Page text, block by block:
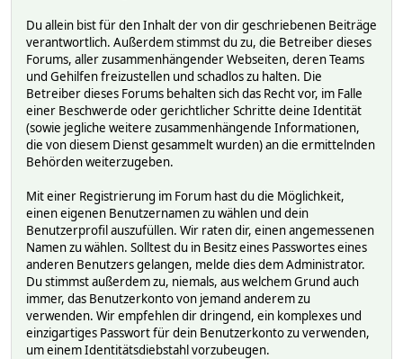
Du allein bist für den Inhalt der von dir geschriebenen Beiträge
verantwortlich. Außerdem stimmst du zu, die Betreiber dieses
Forums, aller zusammenhängender Webseiten, deren Teams
und Gehilfen freizustellen und schadlos zu halten. Die
Betreiber dieses Forums behalten sich das Recht vor, im Falle
einer Beschwerde oder gerichtlicher Schritte deine Identität
(sowie jegliche weitere zusammenhängende Informationen,
die von diesem Dienst gesammelt wurden) an die ermittelnden
Behörden weiterzugeben.
Mit einer Registrierung im Forum hast du die Möglichkeit,
einen eigenen Benutzernamen zu wählen und dein
Benutzerprofil auszufüllen. Wir raten dir, einen angemessenen
Namen zu wählen. Solltest du in Besitz eines Passwortes eines
anderen Benutzers gelangen, melde dies dem Administrator.
Du stimmst außerdem zu, niemals, aus welchem Grund auch
immer, das Benutzerkonto von jemand anderem zu
verwenden. Wir empfehlen dir dringend, ein komplexes und
einzigartiges Passwort für dein Benutzerkonto zu verwenden,
um einem Identitätsdiebstahl vorzubeugen.